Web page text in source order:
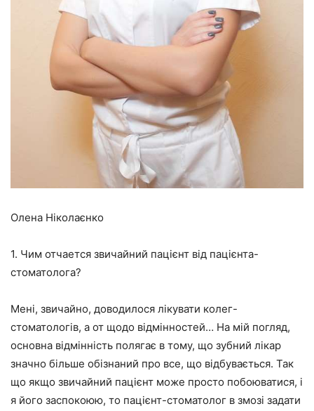
Олена Ніколаєнко
1. Чим отчается звичайний пацієнт від пацієнта-
стоматолога?
Мені, звичайно, доводилося лікувати колег-
стоматологів, а от щодо відмінностей… На мій погляд,
основна відмінність полягає в тому, що зубний лікар
значно більше обізнаний про все, що відбувається. Так
що якщо звичайний пацієнт може просто побоюватися, і
я його заспокоюю, то пацієнт-стоматолог в змозі задати